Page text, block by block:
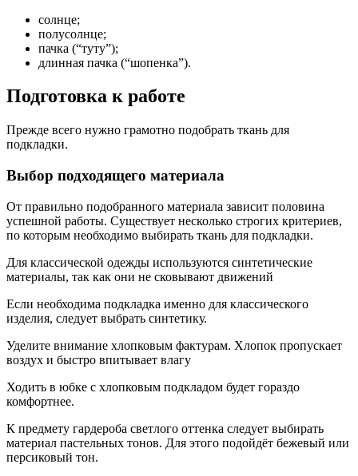
солнце;
полусолнце;
пачка (“туту”);
длинная пачка (“шопенка”).
Подготовка к работе
Прежде всего нужно грамотно подобрать ткань для
подкладки.
Выбор подходящего материала
От правильно подобранного материала зависит половина
успешной работы. Существует несколько строгих критериев,
по которым необходимо выбирать ткань для подкладки.
Для классической одежды используются синтетические
материалы, так как они не сковывают движений
Если необходима подкладка именно для классического
изделия, следует выбрать синтетику.
Уделите внимание хлопковым фактурам. Хлопок пропускает
воздух и быстро впитывает влагу
Ходить в юбке с хлопковым подкладом будет гораздо
комфортнее.
К предмету гардероба светлого оттенка следует выбирать
материал пастельных тонов. Для этого подойдёт бежевый или
персиковый тон.